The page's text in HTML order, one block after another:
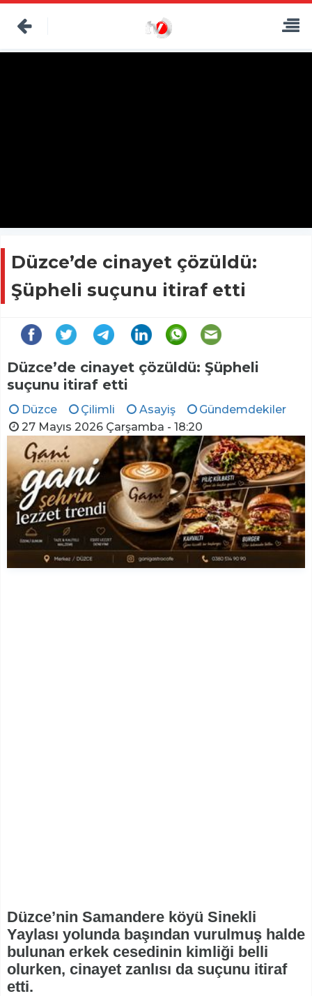
Düzce’de cinayet çözüldü:
Şüpheli suçunu itiraf etti
Düzce’de cinayet çözüldü: Şüpheli
suçunu itiraf etti
Düzce Çilimli Asayiş
Gündemdekiler
27 Mayıs 2026 Çarşamba - 18:20
Düzce’nin Samandere köyü Sinekli
Yaylası yolunda başından vurulmuş halde
bulunan erkek cesedinin kimliği belli
olurken, cinayet zanlısı da suçunu itiraf
etti.